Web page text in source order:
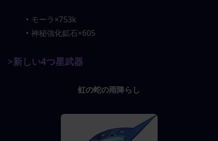
モーラ×753k
神秘強化鉱石×605
>新しい4つ星武器
虹の蛇の雨降らし